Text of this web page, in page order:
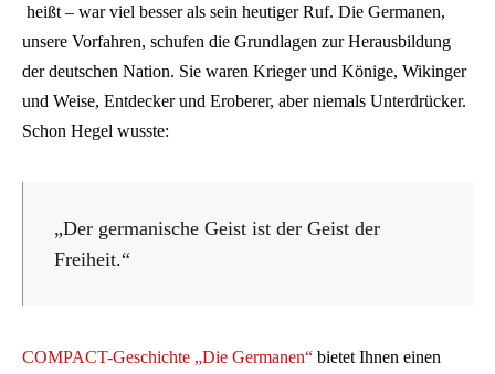
heißt – war viel besser als sein heutiger Ruf. Die Germanen,
unsere Vorfahren, schufen die Grundlagen zur Herausbildung
der deutschen Nation. Sie waren Krieger und Könige, Wikinger
und Weise, Entdecker und Eroberer, aber niemals Unterdrücker.
Schon Hegel wusste:
„Der germanische Geist ist der Geist der
Freiheit.“
COMPACT-Geschichte „Die Germanen“ bietet Ihnen einen